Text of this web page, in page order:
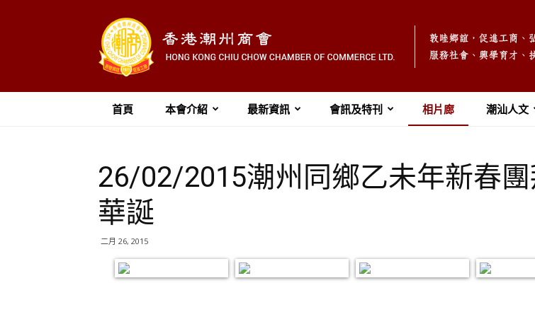
首頁 本會介紹 最新資訊 會訊及特刊 相片廊 潮汕人文
26/02/2015潮州同鄉乙未年新春
華誕
二月 26, 2015